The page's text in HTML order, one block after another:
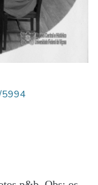
5994